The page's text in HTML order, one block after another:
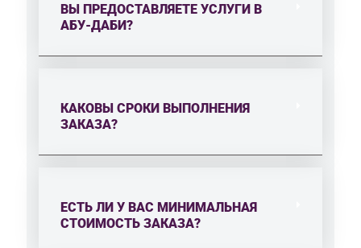
ВЫ ПРЕДОСТАВЛЯЕТЕ УСЛУГИ В
АБУ-ДАБИ?
КАКОВЫ СРОКИ ВЫПОЛНЕНИЯ
ЗАКАЗА?
ЕСТЬ ЛИ У ВАС МИНИМАЛЬНАЯ
СТОИМОСТЬ ЗАКАЗА?